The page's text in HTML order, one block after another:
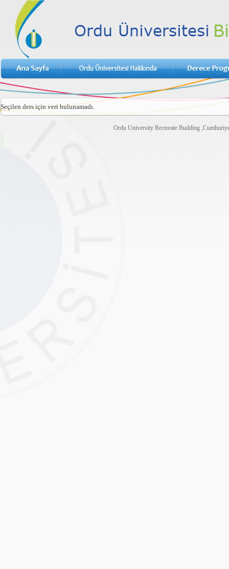
Seçilen ders için veri bulunamadı.
Ordu University Rectorate Building